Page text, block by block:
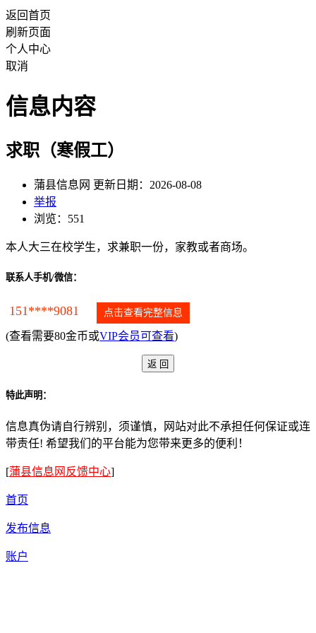
返回首页
刷新页面
个人中心
取消
信息内容
求职（寒假工）
蒲县信息网 更新日期：2026-08-08
举报
浏览：551
本人大三在校学生，求兼职一份，家教或者商场。
联系人手机/微信：
151****9081 点击查看完整信息
(查看需要80金币或VIP会员可查看)
特此声明：
信息真伪请自行辨别，须谨慎，网站对此不承担任何保证或连
带责任! 希望我们的平台能为您带来更多的便利！
[蒲县信息网反馈中心]
首页
发布信息
账户